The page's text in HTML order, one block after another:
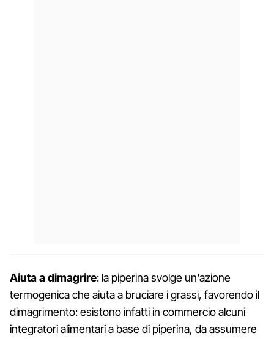
Aiuta a dimagrire: la piperina svolge un'azione
termogenica che aiuta a bruciare i grassi, favorendo il
dimagrimento: esistono infatti in commercio alcuni
integratori alimentari a base di piperina, da assumere